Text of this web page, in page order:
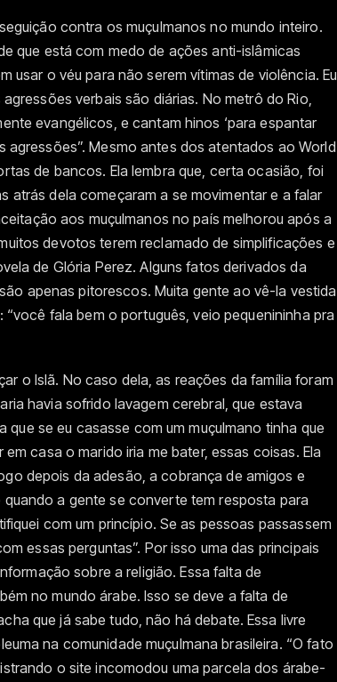
contra os muçulmanos no mundo inteiro.
que está com medo de ações anti-islâmicas
usar o véu para não serem vítimas de violência. Eu
verbais são diárias. No metrô do Rio,
evangélicos, e cantam hinos ‘para espantar
agressões”. Mesmo antes dos atentados ao World
de bancos. Ela lembra que, certa ocasião, foi
atrás dela começaram a se movimentar e a falar
aos muçulmanos no país melhorou após a
devotos terem reclamado de simplificações e
de Glória Perez. Alguns fatos derivados da
apenas pitorescos. Muita gente ao vê-la vestida
fala bem o português, veio pequenininha pra
o Islã. No caso dela, as reações da família foram
havia sofrido lavagem cerebral, que estava
que se eu casasse com um muçulmano tinha que
casa o marido iria me bater, essas coisas. Ela
depois da adesão, a cobrança de amigos e
a gente se converte tem resposta para
com um princípio. Se as pessoas passassem
essas perguntas”. Por isso uma das principais
sobre a religião. Essa falta de
no mundo árabe. Isso se deve a falta de
que já sabe tudo, não há debate. Essa livre
na comunidade muçulmana brasileira. “O fato
o site incomodou uma parcela dos árabe-